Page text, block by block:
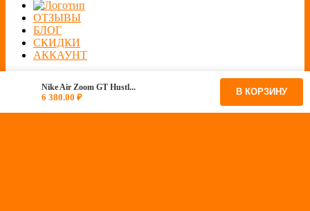
ОТЗЫВЫ
БЛОГ
СКИДКИ
АККАУНТ
Nike Air Zoom GT Hustl...
6 380.00 ₽ В КОРЗИНУ